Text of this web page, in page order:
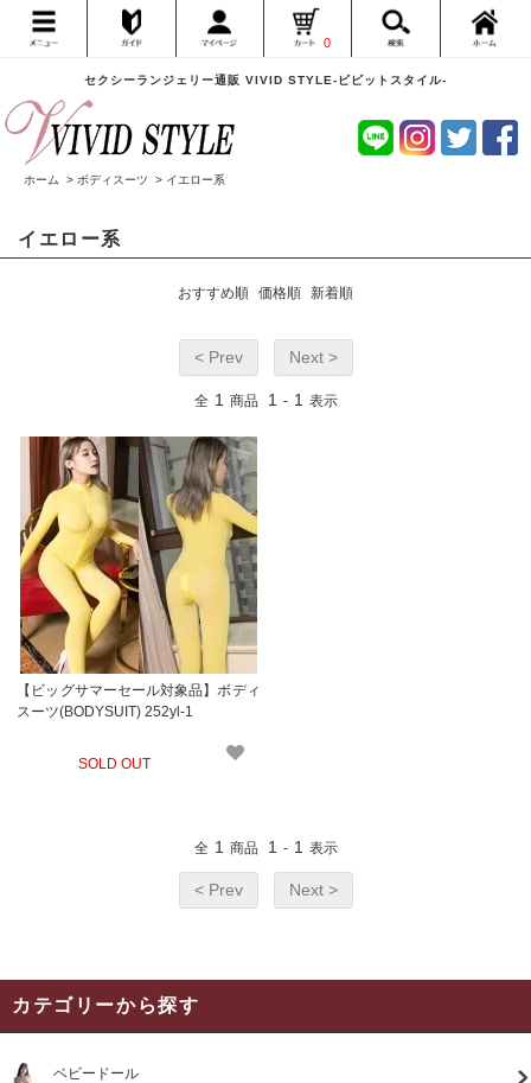
セクシーランジェリー通販 VIVID STYLE-ビビットスタイル-
0
ホーム > ボディスーツ > イエロー系
イエロー系
おすすめ順 価格順 新着順
< Prev Next >
全 1 商品 1 - 1 表示
【ビッグサマーセール対象品】ボディ
スーツ(BODYSUIT) 252yl-1
SOLD OUT
全 1 商品 1 - 1 表示
< Prev Next >
カテゴリーから探す
ベビードール